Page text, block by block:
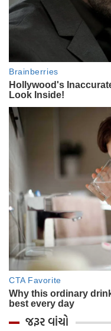
જરૂર વાંચો